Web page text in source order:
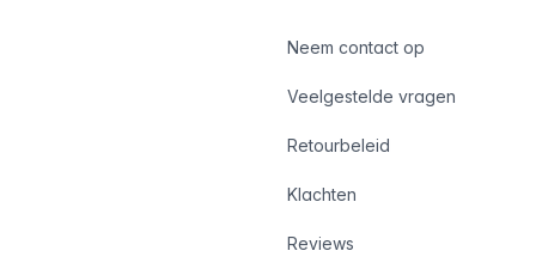
Neem contact op
Veelgestelde vragen
Retourbeleid
Klachten
Reviews